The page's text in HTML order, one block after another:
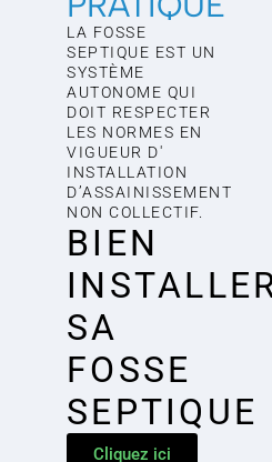
LA FOSSE
SEPTIQUE EST UN
SYSTÈME
AUTONOME QUI
DOIT RESPECTER
LES NORMES EN
VIGUEUR D'
INSTALLATION
D’ASSAINISSEMENT
NON COLLECTIF.
BIEN
SA
FOSSE
SEPTIQUE
Cliquez ici